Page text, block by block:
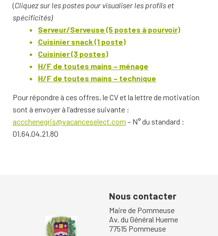
(Cliquez sur les postes pour visualiser les profils et
spécificités)
Serveur/Serveuse (5 postes à pourvoir)
Cuisinier snack (1 poste)
Cuisinier (3 postes)
H/F de toutes mains – ménage
H/F de toutes mains – technique
Pour répondre à ces offres, le CV et la lettre de motivation
sont à envoyer à l’adresse suivante :
accchenegris@vacanceselect.com – N° du standard :
01.64.04.21.80
Nous contacter
Maire de Pommeuse
Av. du Général Huerne
77515 Pommeuse